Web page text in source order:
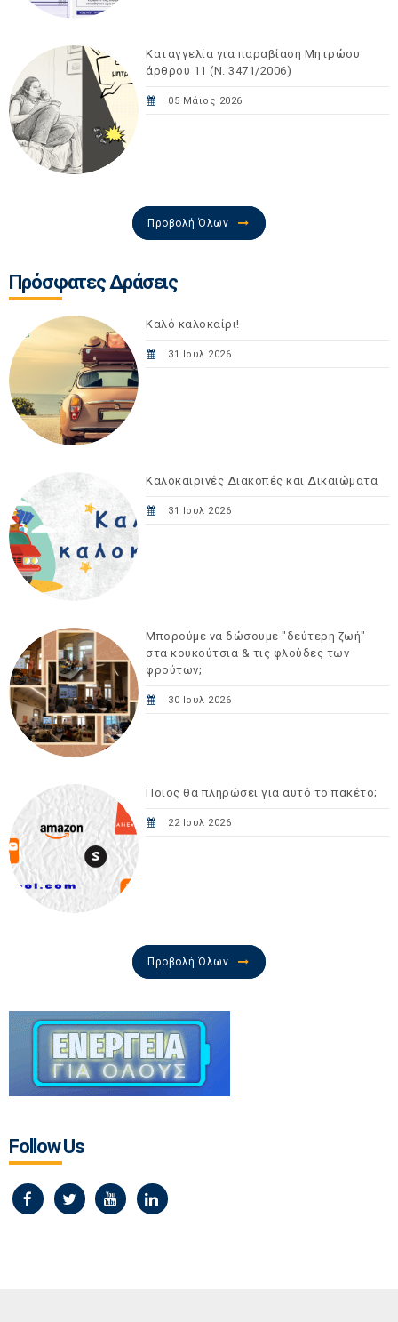
Καταγγελία για παραβίαση Μητρώου
άρθρου 11 (Ν. 3471/2006)
05 Μάιος 2026
Προβολή Όλων
Πρόσφατες Δράσεις
Καλό καλοκαίρι!
31 Ιουλ 2026
Καλοκαιρινές Διακοπές και Δικαιώματα
31 Ιουλ 2026
Μπορούμε να δώσουμε "δεύτερη ζωή"
στα κουκούτσια & τις φλούδες των
φρούτων;
30 Ιουλ 2026
Ποιος θα πληρώσει για αυτό το πακέτο;
22 Ιουλ 2026
Προβολή Όλων
Follow Us